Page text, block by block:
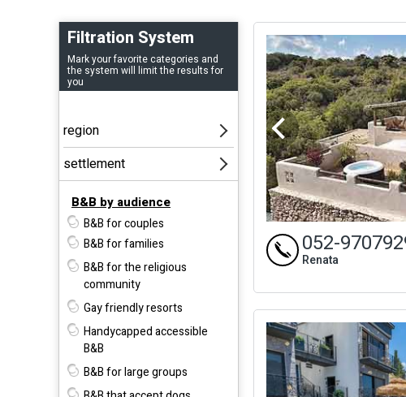
Filtration System
Mark your favorite categories and
the system will limit the results for
you
B&B by audience
B&B for couples
B&B for families
B&B for the religious
community
Gay friendly resorts
Handycapped accessible
B&B
B&B for large groups
052-
Renata